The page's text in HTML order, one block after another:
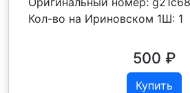
Кол-во на Ириновском 1Ш: 1
500 ₽
Купить